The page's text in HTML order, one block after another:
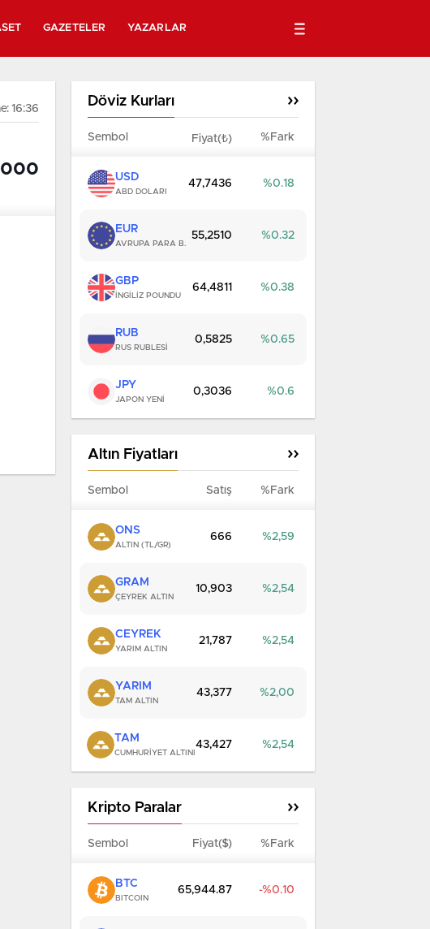
GAZETELER YAZARLAR
16:36 Döviz Kurları
Sembol Fiyat(₺) %Fark
USD
ABD DOLARI
47,7436 0.18
EUR
AVRUPA PARA B.
55,2510 0.32
GBP
İNGİLİZ POUNDU
64,4811 0.38
RUB
RUS RUBLESİ
0,5825 0.65
JPY
JAPON YENİ
0,3036 0.6
Altın Fiyatları
Sembol Satış %Fark
ONS
ALTIN (TL/GR)
666 2,59
GRAM
ÇEYREK ALTIN
10,903 2,54
CEYREK
YARIM ALTIN
21,787 2,54
YARIM
TAM ALTIN
43,377 2,00
TAM
CUMHURIYET ALTINI
43,427 2,54
Kripto Paralar
Sembol Fiyat($) %Fark
BTC
BITCOIN
65,944.87 0.10